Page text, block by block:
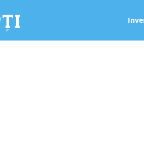
Deștepți.ro